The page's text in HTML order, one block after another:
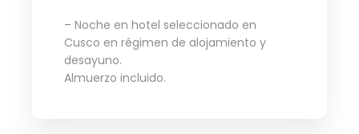
– Noche en hotel seleccionado en
Cusco en régimen de alojamiento y
desayuno.
Almuerzo incluido.